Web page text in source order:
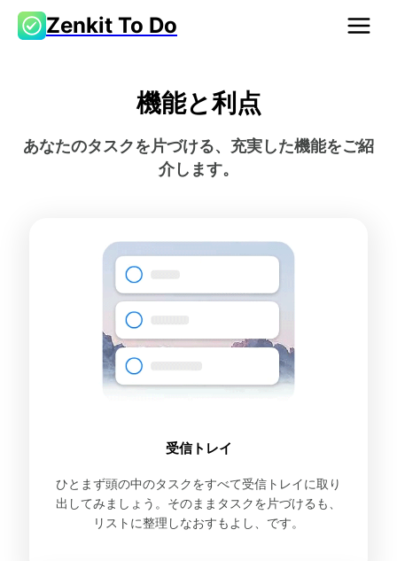
Zenkit To Do
機能と利点
あなたのタスクを片づける、充実した機能をご紹
介します。
受信トレイ
ひとまず頭の中のタスクをすべて受信トレイに取り
出してみましょう。そのままタスクを片づけるも、
リストに整理しなおすもよし、です。